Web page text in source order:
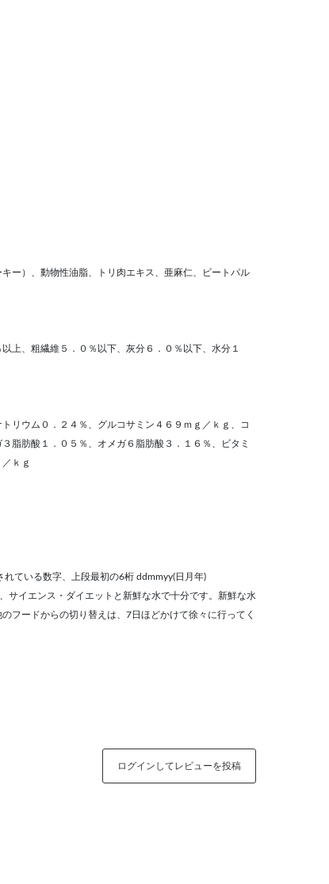
ー）、動物性油脂、トリ肉エキス、亜麻仁、ビートパル
上、粗繊維５．０％以下、灰分６．０％以下、水分１
リウム０．２４％、グルコサミン４６９ｍｇ／ｋｇ、コ
脂肪酸１．０５％、オメガ６脂肪酸３．１６％、ビタミ
ｋｇ
ている数字、上段最初の6桁 ddmmyy(日月年)
イエンス・ダイエットと新鮮な水で十分です。新鮮な水
フードからの切り替えは、7日ほどかけて徐々に行ってく
ログインしてレビューを投稿